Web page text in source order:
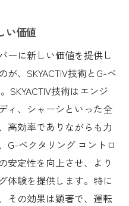
い価値
ーに新しい価値を提供し
、SKYACTIV技術とG-ベ
SKYACTIV技術はエンジ
ィ、シャーシといった全
高効率でありながらも力
G-ベクタリング コントロ
安定性を向上させ、より
体験を提供します。特に
その効果は顕著で、運転